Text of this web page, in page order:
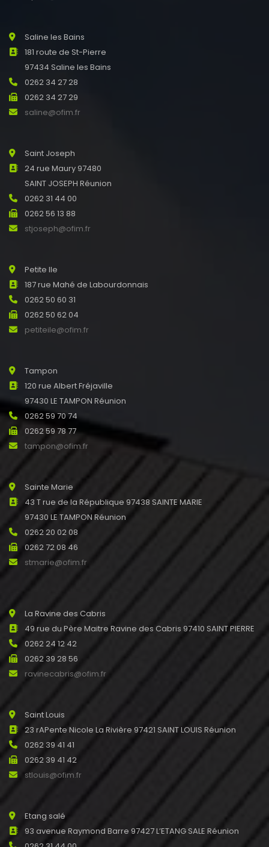
Saline les Bains
181 route de St-Pierre
97434 Saline les Bains
0262 34 27 28
0262 34 27 29
saline@ofim.fr
Saint Joseph
24 rue Maury 97480
SAINT JOSEPH Réunion
0262 31 44 00
0262 56 13 88
stjoseph@ofim.fr
Petite Ile
187 rue Mahé de Labourdonnais
0262 50 60 31
0262 50 62 04
petiteile@ofim.fr
Tampon
120 rue Albert Fréjaville
97430 LE TAMPON Réunion
0262 59 70 74
0262 59 78 77
tampon@ofim.fr
Sainte Marie
43 T rue de la République 97438 SAINTE MARIE
97430 LE TAMPON Réunion
0262 20 02 08
0262 72 08 46
stmarie@ofim.fr
La Ravine des Cabris
49 rue du Père Maitre Ravine des Cabris 97410 SAINT PIERRE
0262 24 12 42
0262 39 28 56
ravinecabris@ofim.fr
Saint Louis
23 rAPente Nicole La Rivière 97421 SAINT LOUIS Réunion
0262 39 41 41
0262 39 41 42
stlouis@ofim.fr
Etang salé
93 avenue Raymond Barre 97427 L’ETANG SALE Réunion